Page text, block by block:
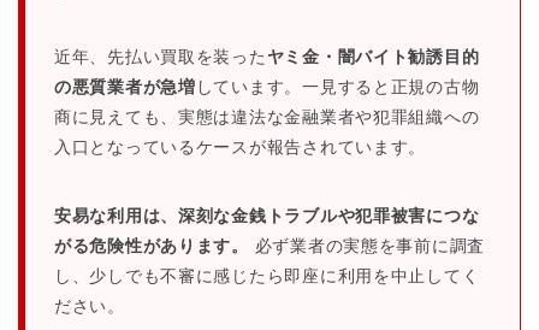
近年、先払い買取を装った ヤミ金・闇バイト勧誘目的
の悪質業者が急増 しています。一見すると正規の古物
商に見えても、実態は違法な金融業者や犯罪組織への
入口となっているケースが報告されています。
安易な利用は、深刻な金銭トラブルや犯罪被害につな
がる危険性があります。
必ず業者の実態を事前に調査
し、少しでも不審に感じたら即座に利用を中止してく
ださい。